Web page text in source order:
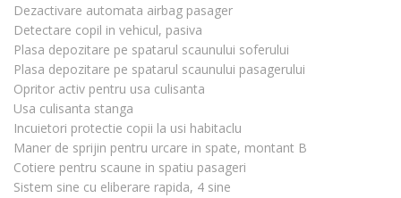
Dezactivare automata airbag pasager
Detectare copil in vehicul, pasiva
Plasa depozitare pe spatarul scaunului soferului
Plasa depozitare pe spatarul scaunului pasagerului
Opritor activ pentru usa culisanta
Usa culisanta stanga
Incuietori protectie copii la usi habitaclu
Maner de sprijin pentru urcare in spate, montant B
Cotiere pentru scaune in spatiu pasageri
Sistem sine cu eliberare rapida, 4 sine